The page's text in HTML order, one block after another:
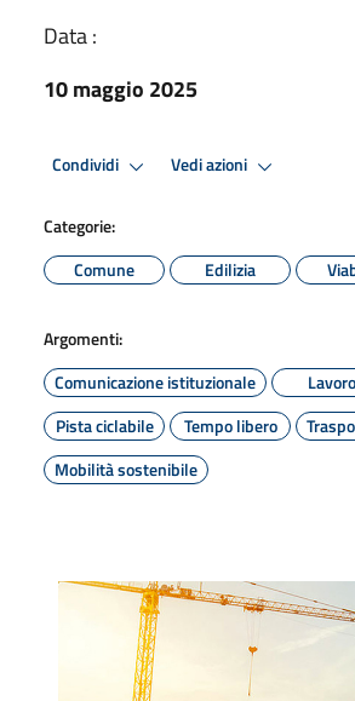
Data :
10 maggio 2025
Condividi Vedi azioni
Categorie:
Comune
Edilizia
Argomenti:
Comunicazione istituzionale
Lavoro
Pista ciclabile
Tempo libero
Mobilità sostenibile